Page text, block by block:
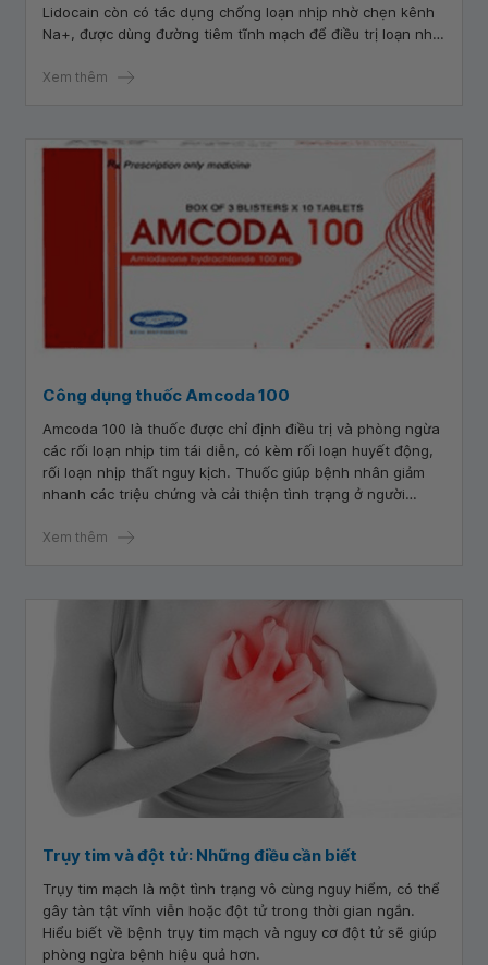
Lidocain còn có tác dụng chống loạn nhịp nhờ chẹn kênh
Na+, được dùng đường tiêm tĩnh mạch để điều trị loạn nhịp
Xem thêm
Công dụng thuốc Amcoda 100
Amcoda 100 là thuốc được chỉ định điều trị và phòng ngừa
các rối loạn nhịp tim tái diễn, có kèm rối loạn huyết động,
rối loạn nhịp thất nguy kịch. Thuốc giúp bệnh nhân giảm
nhanh các triệu chứng và cải thiện tình trạng ở người
là thuốc kê đơn dành cho người lớn.
Xem thêm
Trụy tim và đột tử: Những điều cần biết
Trụy tim mạch là một tình trạng vô cùng nguy hiểm, có thể
gây tàn tật vĩnh viễn hoặc đột tử trong thời gian ngắn.
Hiểu biết về bệnh trụy tim mạch và nguy cơ đột tử sẽ giúp
phòng ngừa bệnh hiệu quả hơn.